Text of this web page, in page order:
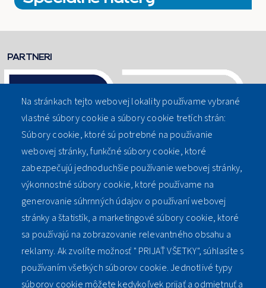
PARTNERI
Na stránkach tejto webovej lokality používame vybrané
vlastné súbory cookie a súbory cookie tretích strán:
Súbory cookie, ktoré sú potrebné na používanie
webovej stránky, funkčné súbory cookie, ktoré
zabezpečujú jednoduchšie používanie webovej stránky,
výkonnostné súbory cookie, ktoré používame na
generovanie súhrnných údajov o používaní webovej
stránky a štatistík, a marketingové súbory cookie, ktoré
sa používajú na zobrazovanie relevantného obsahu a
reklamy. Ak zvolíte možnosť " PRIJAŤ VŠETKY", súhlasíte s
používaním všetkých súborov cookie. Jednotlivé typy
súborov cookie môžete kedykoľvek prijať a odmietnuť a